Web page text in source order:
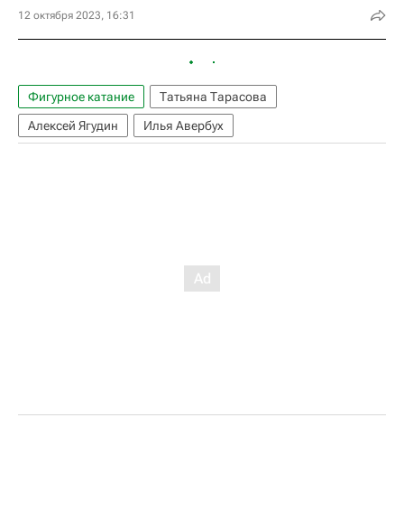
12 октября 2023, 16:31
Фигурное катание
Татьяна Тарасова
Алексей Ягудин
Илья Авербух